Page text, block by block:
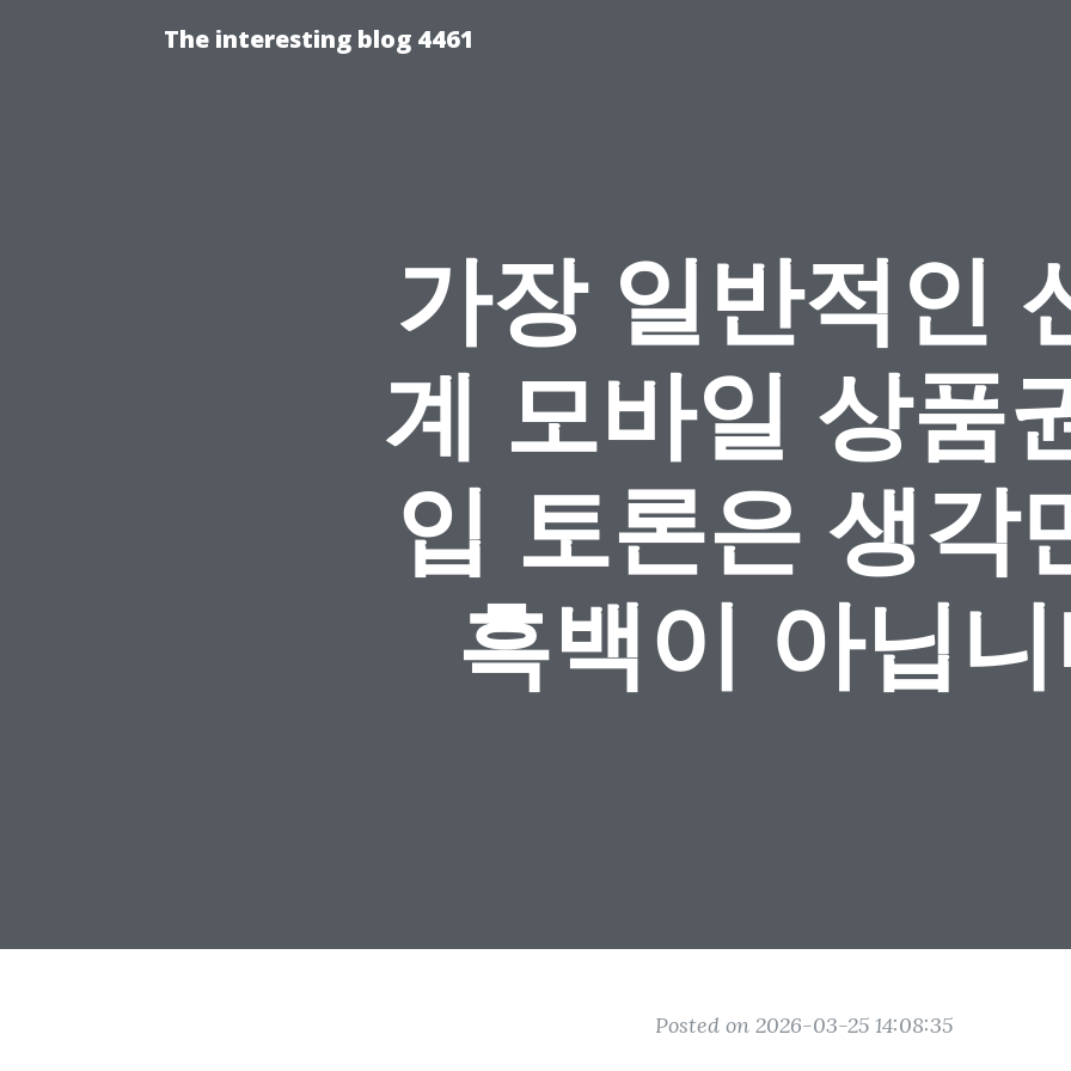
The interesting blog 4461
가장 일반적인
계 모바일 상품
입 토론은 생각
흑백이 아닙
Posted on 2026-03-25 14:08:35